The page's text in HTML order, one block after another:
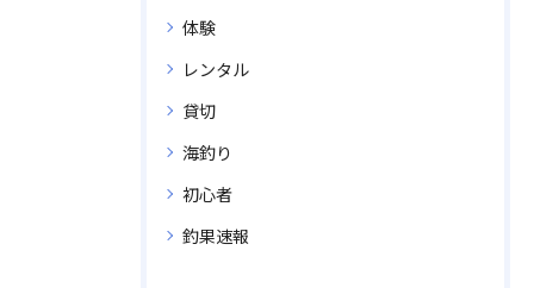
体験
レンタル
貸切
海釣り
初心者
釣果速報